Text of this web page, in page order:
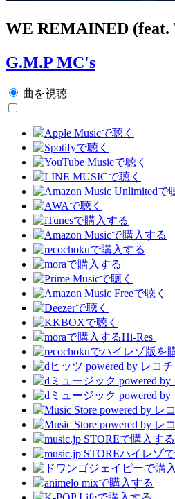
WE REMAINED
G.M.P MC's
曲を視聴
Hi-Res